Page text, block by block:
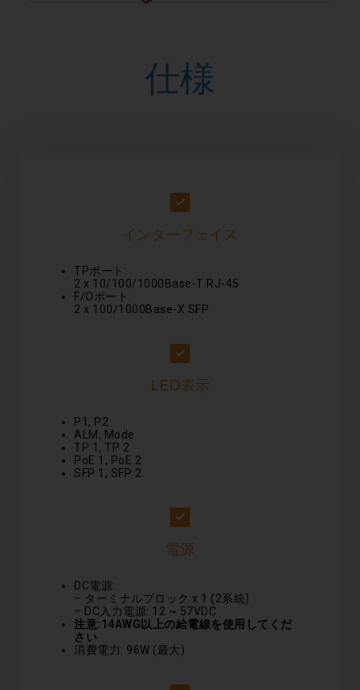
仕様
インターフェイス
TPポート:
2 x 10/100/1000Base-T RJ-45
F/Oポート:
2 x 100/1000Base-X SFP
LED表示
P1, P2
ALM, Mode
TP 1, TP 2
PoE 1, PoE 2
SFP 1, SFP 2
電源
DC電源:
– ターミナルブロック x 1 (2系統)
– DC入力電源: 12 ~ 57VDC
注意:14AWG以上の給電線を使用してくだ
さい
消費電力: 96W (最大)